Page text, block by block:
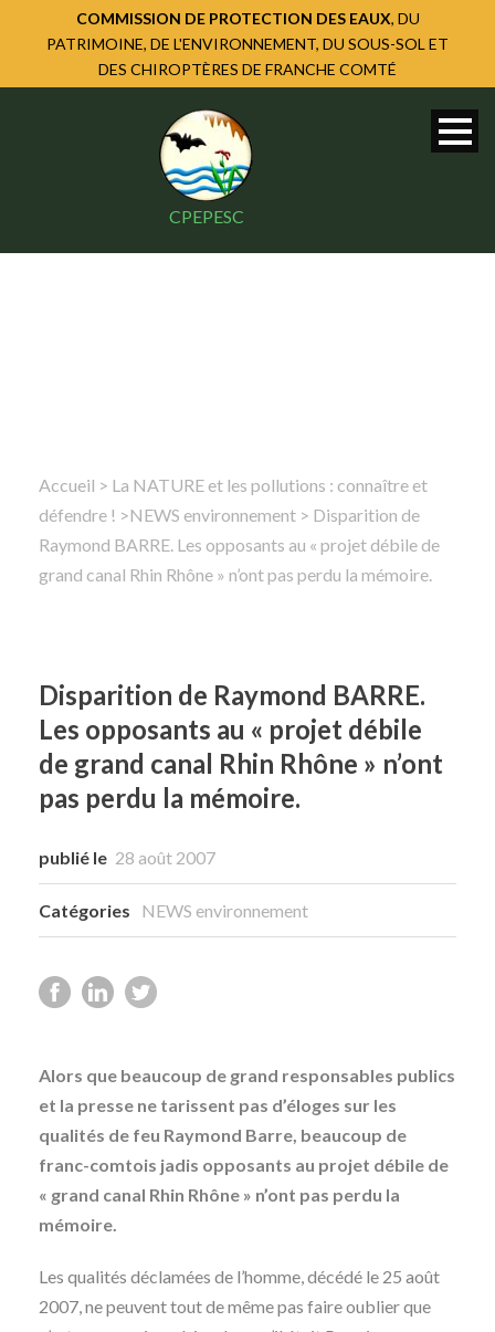
COMMISSION DE PROTECTION DES EAUX, DU
PATRIMOINE, DE L'ENVIRONNEMENT, DU SOUS-SOL ET
DES CHIROPTÈRES DE FRANCHE COMTÉ
CPEPESC
Rechercher
Accueil > La NATURE et les pollutions : connaître et
défendre ! >NEWS environnement > Disparition de
Raymond BARRE. Les opposants au « projet débile de
grand canal Rhin Rhône » n’ont pas perdu la mémoire.
Disparition de Raymond BARRE.
Les opposants au « projet débile
de grand canal Rhin Rhône » n’ont
pas perdu la mémoire.
publié le 28 août 2007
Catégories NEWS environnement
Alors que beaucoup de grand responsables publics
et la presse ne tarissent pas d’éloges sur les
qualités de feu Raymond Barre, beaucoup de
franc-comtois jadis opposants au projet débile de
« grand canal Rhin Rhône » n’ont pas perdu la
mémoire.
Les qualités déclamées de l’homme, décédé le 25 août
2007, ne peuvent tout de même pas faire oublier que